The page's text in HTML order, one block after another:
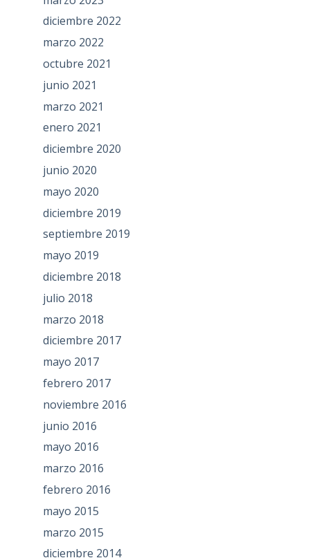
diciembre 2022
marzo 2022
octubre 2021
junio 2021
marzo 2021
enero 2021
diciembre 2020
junio 2020
mayo 2020
diciembre 2019
septiembre 2019
mayo 2019
diciembre 2018
julio 2018
marzo 2018
diciembre 2017
mayo 2017
febrero 2017
noviembre 2016
junio 2016
mayo 2016
marzo 2016
febrero 2016
mayo 2015
marzo 2015
diciembre 2014